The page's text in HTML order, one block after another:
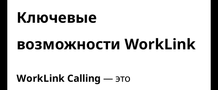
Ключевые
возможности WorkLink
WorkLink Calling — это